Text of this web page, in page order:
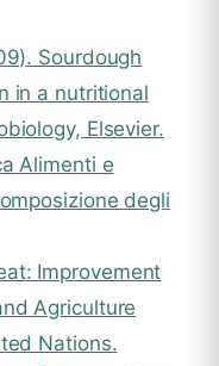
Sourdough
in a nutritional
Elsevier.
Alimenti e
degli
Improvement
Agriculture
Nations.